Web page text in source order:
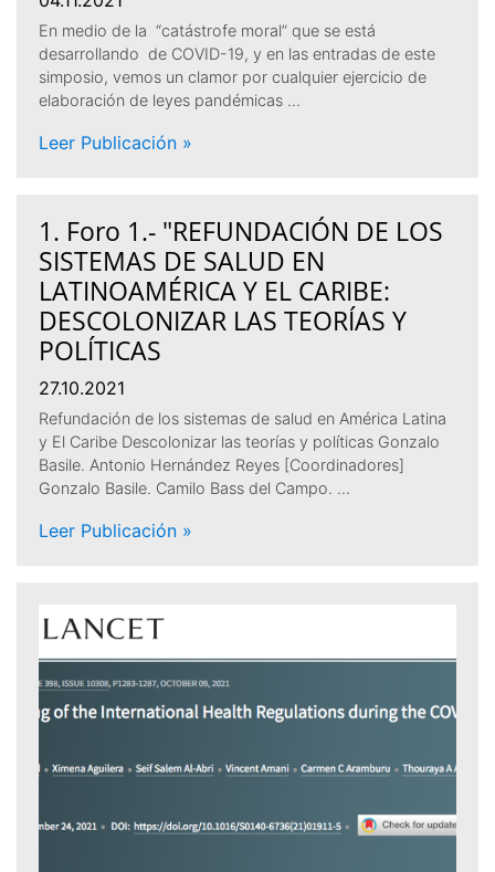
En medio de la “catástrofe moral” que se está
desarrollando de COVID-19, y en las entradas de este
simposio, vemos un clamor por cualquier ejercicio de
elaboración de leyes pandémicas …
Leer Publicación »
1. Foro 1.- "REFUNDACIÓN DE LOS
SISTEMAS DE SALUD EN
LATINOAMÉRICA Y EL CARIBE:
DESCOLONIZAR LAS TEORÍAS Y
POLÍTICAS
27.10.2021
Refundación de los sistemas de salud en América Latina
y El Caribe Descolonizar las teorías y políticas Gonzalo
Basile. Antonio Hernández Reyes [Coordinadores]
Gonzalo Basile. Camilo Bass del Campo. …
Leer Publicación »